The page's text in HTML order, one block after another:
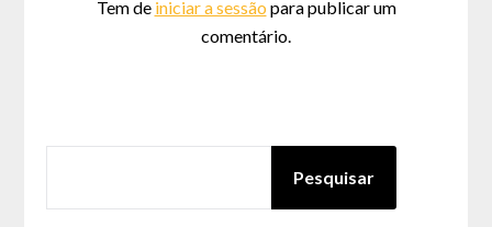
Tem de iniciar a sessão para publicar um
comentário.
Pesquisar